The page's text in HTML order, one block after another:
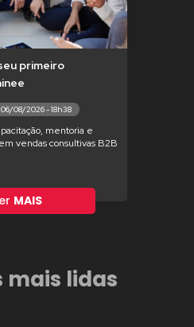
primeiro
08/2026 - 18h38
mentoria e
vendas consultivas B2B
MAIS
mais lidas